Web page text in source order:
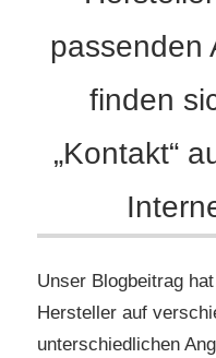
passenden
finden
„Kontakt“
Unser Blogbeitrag
Hersteller auf
unterschiedlichen